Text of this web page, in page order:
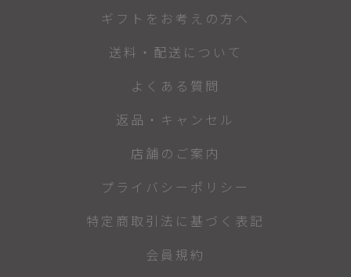
ギフトをお考えの方へ
送料・配送について
よくある質問
返品・キャンセル
店舗のご案内
プライバシーポリシー
特定商取引法に基づく表記
会員規約